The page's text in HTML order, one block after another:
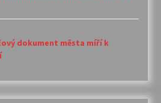
dokument města míří k